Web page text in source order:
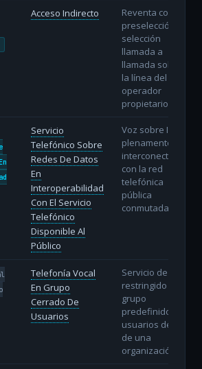
Acceso Indirecto
Reventa con
preselección o
selección
llamada a
llamada sobre
la línea del
operador
propietario.
Servicio
Telefónico Sobre
Redes De Datos
En
Interoperabilidad
Con El Servicio
Telefónico
Disponible Al
Público
Voz sobre IP
plenamente
interconectada
con la red
telefónica
pública
conmutada.
Telefonía Vocal
En Grupo
Cerrado De
Usuarios
Servicio de voz
restringido a un
grupo
predefinido de
usuarios dentro
de una
organización.